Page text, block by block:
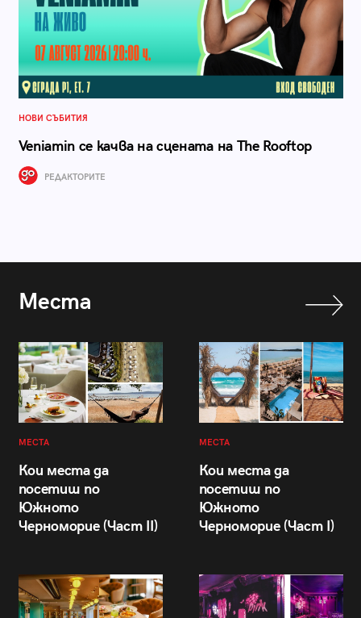
НОВИ СЪБИТИЯ
Veniamin се качва на сцената на The Rooftop
РЕДАКТОРИТЕ
Места
МЕСТА
Кои места да
посетиш по
Южното
Черноморие (Част II)
МЕСТА
Кои места да
посетиш по
Южното
Черноморие (Част I)